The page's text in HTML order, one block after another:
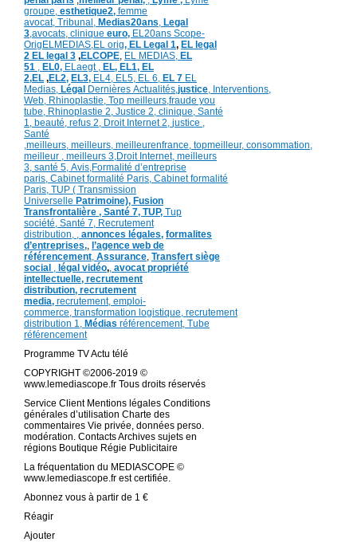
groupe, esthetique2, femme
avocat, Tribunal, Medias20ans Legal
3 avocats, clinique euro, EL20ans Scope-
OrigELMEDIAS, EL orig, EL Legal 1, EL legal
2 EL legal 3 ,ELCOPE EL MEDIAS, EL
51
EL0, ELaegt , EL, EL1, EL
2,EL ,EL2, EL3, EL4, EL5, EL 6, EL 7 EL
Medias, Légal Dernières Actualités, justice Interventions,
Web, Rhinoplastie Top meilleurs fraude you
tube Rhinoplastie 2 Justice 2 clinique Santé
1
, beauté, refus 2 Droit Internet 2 justice
Santé
meilleurs meilleurs meilleurenfrance, topmeilleur, consommation
meilleur , meilleurs 3, Droit Internet, meilleurs
3, santé 5, Avis Formalité d’entreprise
paris, Cabinet formalité Paris, Cabinet formalité
Paris, TUP ( Transmission
Universelle Patrimoine), Fusion
Transfrontalière , Santé 7, TUP, Tup
société, Santé 7, Recrutement
distribution,
annonces légales, formalites
d’entreprises, l’agence web de
référencement Assurance Transfert siège
social
légal vidéo, avocat propriété
intellectuelle, recrutement
distribution, recrutement
media, recrutement, emploi-
commerce, transformation logistique, recrutement
distribution 1, Médias référencement, Tube
référencement
Programme TV Actu télé
COPYRIGHT ©2006-2019 ©
www.lemediascope.fr Tous droits réservés
Service Client Mentions légales Conditions
générales d’utilisation Charte des
commentaires Vie privée, données perso.
modération. Contacts Archives sujets en
régions Boutique Régie Publicitaire
La fréquentation du MEDIASCOPE ©
www.lemediascope.fr est certifiée.
Abonnez vous à partir de 1 €
Réagir
Ajouter